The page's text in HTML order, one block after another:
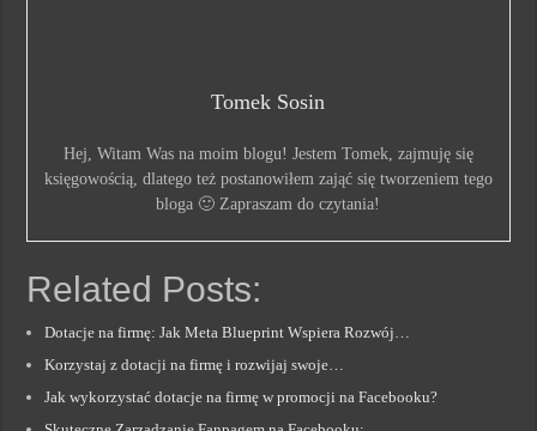
Tomek Sosin
Hej, Witam Was na moim blogu! Jestem Tomek, zajmuję się
księgowością, dlatego też postanowiłem zająć się tworzeniem tego
bloga 🙂 Zapraszam do czytania!
Related Posts:
Dotacje na firmę: Jak Meta Blueprint Wspiera Rozwój…
Korzystaj z dotacji na firmę i rozwijaj swoje…
Jak wykorzystać dotacje na firmę w promocji na Facebooku?